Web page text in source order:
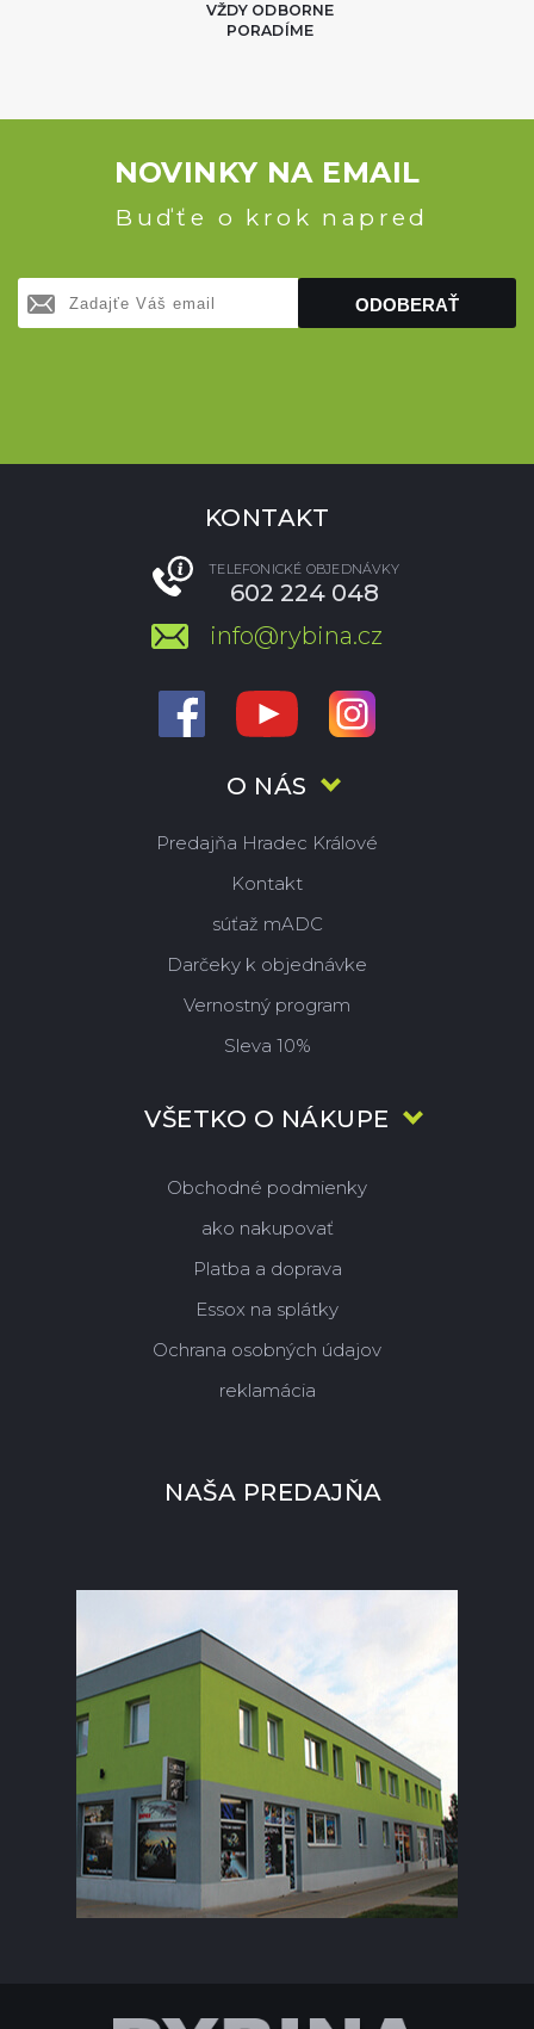
VŽDY ODBORNE
PORADÍME
NOVINKY NA EMAIL
Buďťe o krok napred
ODOBERAŤ
O NÁS
Predajňa Hradec Králové
Kontakt
súťaž mADC
Darčeky k objednávke
Vernostný program
Sleva 10%
VŠETKO O NÁKUPE
Obchodné podmienky
ako nakupovať
Platba a doprava
Essox na splátky
Ochrana osobných údajov
reklamácia
KONTAKT
TELEFONICKÉ OBJEDNÁVKY
602 224 048
info@rybina.cz
NAŠA PREDAJŇA